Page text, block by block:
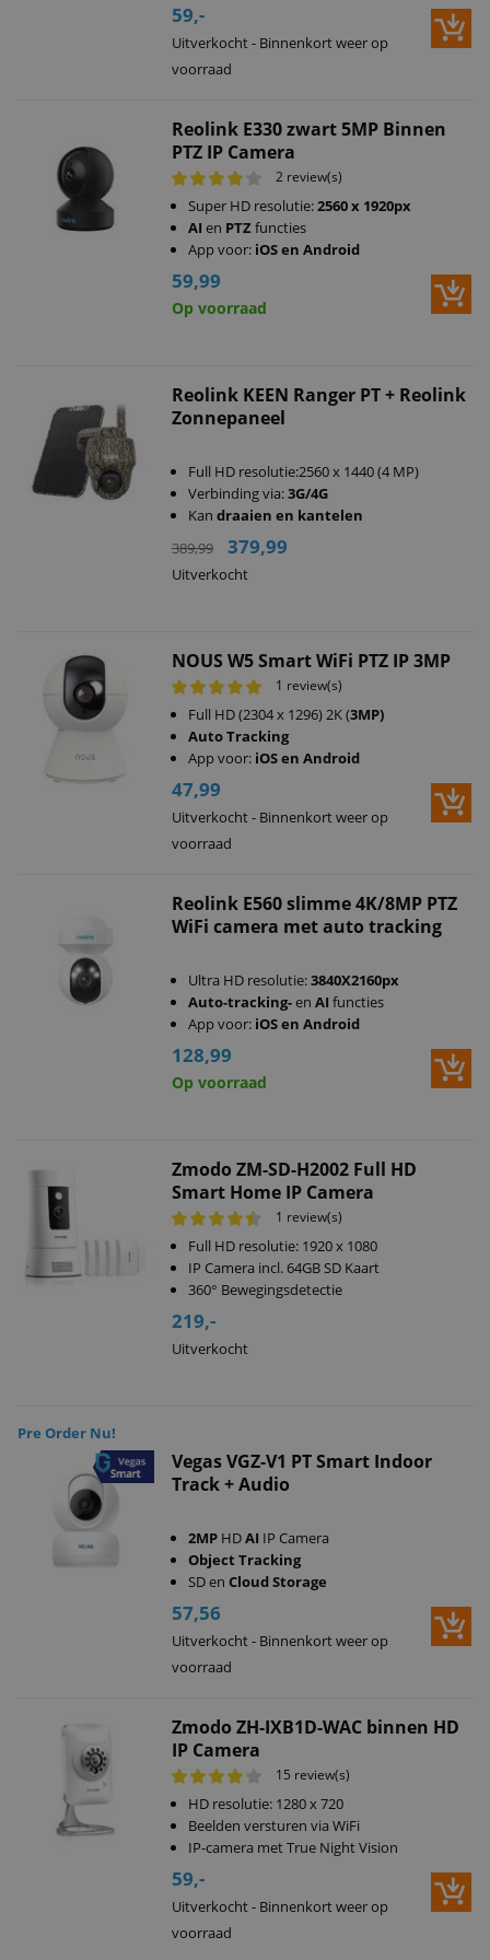
59,-
Uitverkocht - Binnenkort weer op
voorraad
Reolink E330 zwart 5MP Binnen
PTZ IP Camera
2 review(s)
Super HD resolutie:2560 x 1920px
AI en PTZfuncties
App voor: iOS en Android
59,99
Op voorraad
Reolink KEEN Ranger PT + Reolink
Zonnepaneel
Full HD resolutie:2560 x 1440 (4 MP)
Verbinding via:3G/4G
Kan draaien en kantelen
389,99
379,99
Uitverkocht
NOUS W5 Smart WiFi PTZ IP 3MP
1 review(s)
Full HD (2304 x 1296) 2K (3MP)
Auto Tracking
App voor: iOS en Android
47,99
Uitverkocht - Binnenkort weer op
voorraad
Reolink E560 slimme 4K/8MP PTZ
WiFi camera met auto tracking
Ultra HD resolutie:3840X2160px
Auto-tracking-en AI functies
App voor: iOS en Android
128,99
Op voorraad
Zmodo ZM-SD-H2002 Full HD
Smart Home IP Camera
1 review(s)
Full HD resolutie: 1920 x 1080
IP Camera incl. 64GB SD Kaart
360° Bewegingsdetectie
219,-
Uitverkocht
Pre Order Nu!
Vegas VGZ-V1 PT Smart Indoor
Track + Audio
2MPHDAI IP Camera
Object Tracking
SD en Cloud Storage
57,56
Uitverkocht - Binnenkort weer op
voorraad
Zmodo ZH-IXB1D-WAC binnen HD
IP Camera
15 review(s)
HD resolutie: 1280 x 720
Beelden versturen via WiFi
IP-camera met True Night Vision
59,-
Uitverkocht - Binnenkort weer op
voorraad